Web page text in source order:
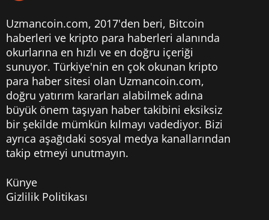
Uzmancoin.com, 2017'den beri, Bitcoin
haberleri ve kripto para haberleri alanında
okurlarına en hızlı ve en doğru içeriği
sunuyor. Türkiye'nin en çok okunan kripto
para haber sitesi olan Uzmancoin.com,
doğru yatırım kararları alabilmek adına
büyük önem taşıyan haber takibini eksiksiz
bir şekilde mümkün kılmayı vadediyor. Bizi
ayrıca aşağıdaki sosyal medya kanallarından
takip etmeyi unutmayın.
Künye
Gizlilik Politikası